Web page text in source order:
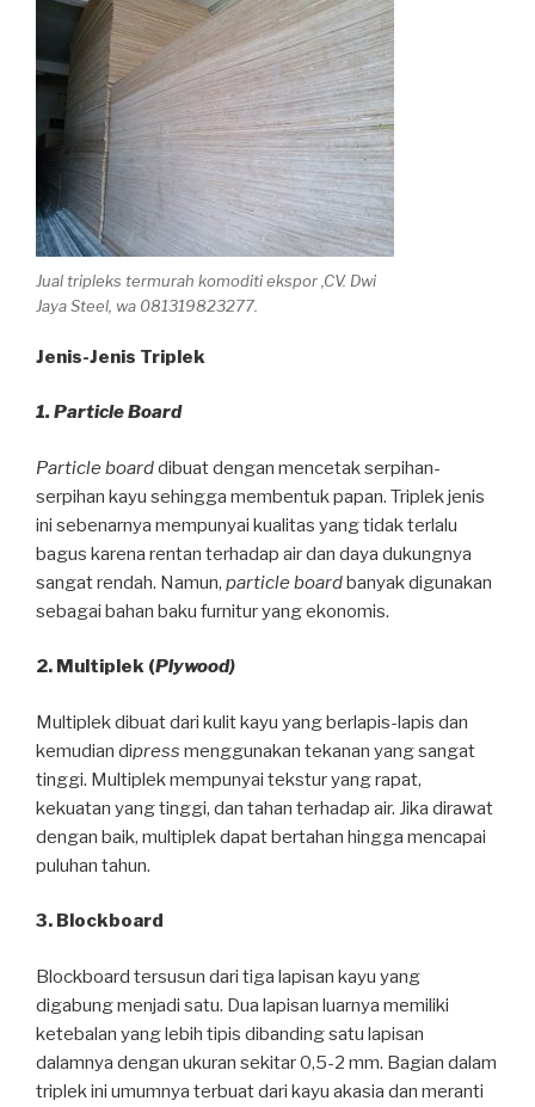
Jual tripleks termurah komoditi ekspor ,CV. Dwi
Jaya Steel, wa 081319823277.
Jenis-Jenis Triplek
1. Particle Board
Particle boarddibuat dengan mencetak serpihan-
serpihan kayu sehingga membentuk papan. Triplek jenis
ini sebenarnya mempunyai kualitas yang tidak terlalu
bagus karena rentan terhadap air dan daya dukungnya
sangat rendah. Namun, particle boardbanyak digunakan
sebagai bahan baku furnitur yang ekonomis.
2. Multiplek (Plywood)
Multiplek dibuat dari kulit kayu yang berlapis-lapis dan
kemudian dipress menggunakan tekanan yang sangat
tinggi. Multiplek mempunyai tekstur yang rapat,
kekuatan yang tinggi, dan tahan terhadap air. Jika dirawat
dengan baik, multiplek dapat bertahan hingga mencapai
puluhan tahun.
3. Blockboard
Blockboard tersusun dari tiga lapisan kayu yang
digabung menjadi satu. Dua lapisan luarnya memiliki
ketebalan yang lebih tipis dibanding satu lapisan
dalamnya dengan ukuran sekitar 0,5-2 mm. Bagian dalam
triplek ini umumnya terbuat dari kayu akasia dan meranti